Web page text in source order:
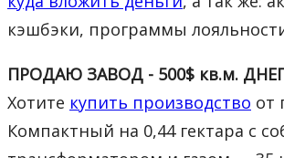
кэшбэки, программы
ПРОДАЮ ЗАВОД - 500$ кв.м.
Хотите купить производство от
Компактный на 0,44 гектара с